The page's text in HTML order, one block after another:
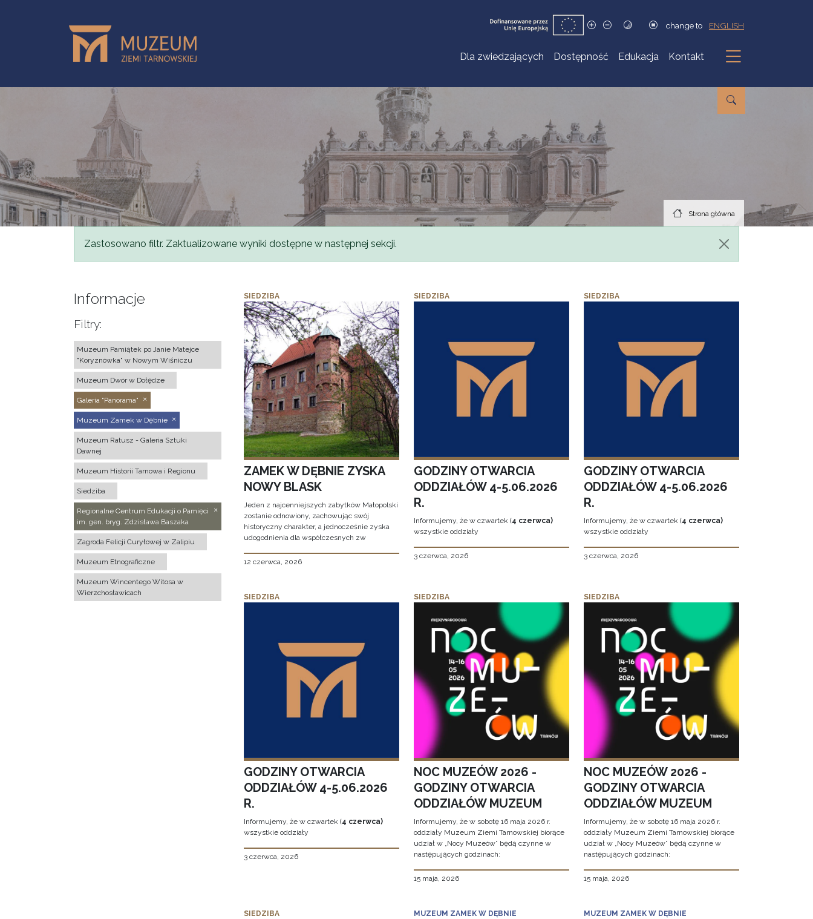
change to ENGLISH
Dla zwiedzających Dostępność Edukacja Kontakt
Podmenu
Strona główna
Komunikat
Zastosowano filtr. Zaktualizowane wyniki dostępne w następnej sekcji.
Informacje
Filtry:
Muzeum Pamiątek po Janie Matejce
"Koryznówka" w Nowym Wiśniczu
Muzeum Dwór w Dołędze
Galeria "Panorama"
Muzeum Zamek w Dębnie
Muzeum Ratusz - Galeria Sztuki
Dawnej
Muzeum Historii Tarnowa i Regionu
Siedziba
Regionalne Centrum Edukacji o Pamięci
im. gen. bryg. Zdzisława Baszaka
Zagroda Felicji Curyłowej w Zalipiu
Muzeum Etnograficzne
Muzeum Wincentego Witosa w
Wierzchosławicach
SIEDZIBA
ZAMEK W DĘBNIE ZYSKA
NOWY BLASK
Jeden z najcenniejszych zabytków Małopolski
zostanie odnowiony, zachowując swój
historyczny charakter, a jednocześnie zyska
udogodnienia dla współczesnych zw
12 czerwca, 2026
SIEDZIBA
GODZINY OTWARCIA
ODDZIAŁÓW 4-5.06.2026
R.
Informujemy, że w czwartek (4 czerwca)
wszystkie oddziały
3 czerwca, 2026
SIEDZIBA
GODZINY OTWARCIA
ODDZIAŁÓW 4-5.06.2026
R.
Informujemy, że w czwartek (4 czerwca)
wszystkie oddziały
3 czerwca, 2026
SIEDZIBA
GODZINY OTWARCIA
ODDZIAŁÓW 4-5.06.2026
R.
Informujemy, że w czwartek (4 czerwca)
wszystkie oddziały
3 czerwca, 2026
SIEDZIBA
NOC MUZEÓW 2026 -
GODZINY OTWARCIA
ODDZIAŁÓW MUZEUM
Informujemy, że w sobotę 16 maja 2026 r.
oddziały Muzeum Ziemi Tarnowskiej biorące
udział w „Nocy Muzeów” będą czynne w
następujących godzinach:
15 maja, 2026
SIEDZIBA
NOC MUZEÓW 2026 -
GODZINY OTWARCIA
ODDZIAŁÓW MUZEUM
Informujemy, że w sobotę 16 maja 2026 r.
oddziały Muzeum Ziemi Tarnowskiej biorące
udział w „Nocy Muzeów” będą czynne w
następujących godzinach:
15 maja, 2026
SIEDZIBA MUZEUM ZAMEK W DĘBNIE MUZEUM ZAMEK W DĘBNIE